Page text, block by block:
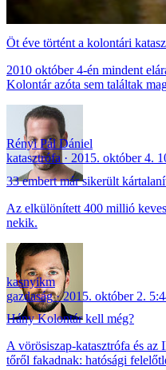
Öt éve történt a kolontári
2010 október 4-én mindent
Kolontár azóta sem találtak
Rényi Pál Dániel
katasztrófa
2015. október 4.
33 embert már sikerült
Az elkülönített 400 millió
nekik.
kasnyikm
gazdaság
2015. október 2.
Hány Kolontár kell még?
A vörösiszap-katasztrófa és
tőről fakadnak: hatósági